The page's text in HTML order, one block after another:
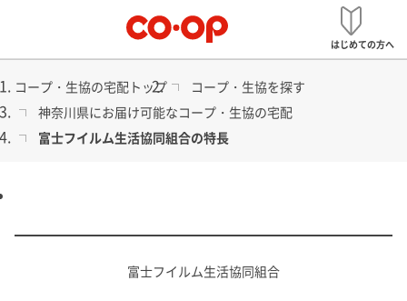
ュ
はじめての方へ
コープ・生協の宅配トップ
コープ・生協を探す
神奈川県にお届け可能なコープ・生協の宅配
富士フイルム生活協同組合の特長
富士フイルム生活協同組合